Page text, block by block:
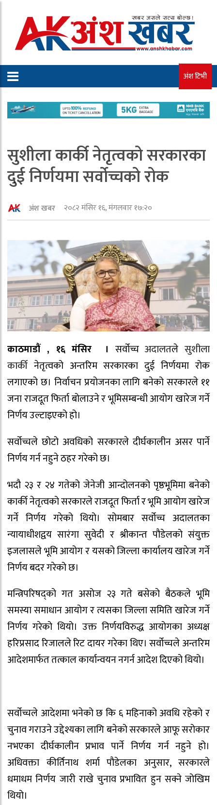
अंश टिभी
सुशीला कार्की नेतृत्वको सरकारका
दुई निर्णयमा सर्वोच्चको रोक
अंश खबर २०८२ मंसिर १६, मंगलवार १७:२०
काठमाडौं , १६ मंसिर । सर्वोच्चअदालतले सुशीला
कार्कीनेतृत्वको अन्तरिम सरकारका दुई निर्णयमा रोक
लगाएको छ। निर्वाचन प्रयोजनका लागि बनेको सरकारले ११
जना राजदूत फिर्ता बोलाउने र भूमिसम्बन्धी आयोग खारेज गर्ने
निर्णय उल्टाइएको हो।
सर्वोच्चले छोटो अवधिको सरकारले दीर्घकालीन असर पार्ने
निर्णय गर्न नहुने ठहर गरेको छ।
भदौ २३ र २४ गतेको जेनेजी आन्दोलनको पृष्ठभूमिमा बनेको
कार्की नेतृत्वको सरकारले राजदूत फिर्ता र भूमि आयोग खारेज
गर्ने निर्णय गरेको थियो। सोमबार सर्वोच्च अदालतका
न्यायाधीशद्वय सारंगा सुवेदी र श्रीकान्त पौडेलको संयुक्त
इजलासले भूमि आयोग र यसको जिल्ला कार्यालय खारेज गर्ने
निर्णय बदर गरेको छ।
मन्त्रिपरिषद्को गत असोज २३ गते बसेको बैठकले भूमि
समस्या समाधान आयोग र त्यसका जिल्ला समिति खारेज गर्ने
निर्णय गरेको थियो। उक्त निर्णयविरुद्ध आयोगका अध्यक्ष
हरिप्रसाद रिजालले रिट दायर गरेका थिए। सर्वोच्चले अन्तरिम
आदेशमार्फत तत्काल कार्यान्वयन नगर्न आदेश दिएको थियो।
सर्वोच्चले आदेशमा भनेको छ कि ६ महिनाको अवधि रहेको र
चुनाव गराउने उद्देश्यका लागि बनेको सरकारले आफू सरोकार
नभएका दीर्घकालीन प्रभाव पार्ने निर्णय गर्न नहुने हो।
अधिवक्ता कीर्तिनाथ शर्मा पौडेलका अनुसार, सरकारले
धमाधम निर्णय जारी राखे चुनाव प्रभावित हुन सक्ने जोखिम
थियो।